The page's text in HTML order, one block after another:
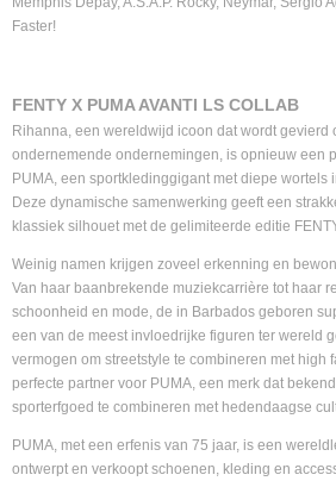
Faster!
FENTY X PUMA AVANTI LS COLLAB
Rihanna, een wereldwijd icoon dat wordt gevierd
ondernemende ondernemingen, is opnieuw een
PUMA, een sportkledinggigant met diepe wortels
Deze dynamische samenwerking geeft een
klassiek silhouet met de gelimiteerde editie
Weinig namen krijgen zoveel erkenning en
Van haar baanbrekende muziekcarrière tot haar
schoonheid en mode, de in Barbados geboren
een van de meest invloedrijke figuren ter wereld
vermogen om streetstyle te combineren met high
perfecte partner voor PUMA, een merk dat
sporterfgoed te combineren met hedendaagse
PUMA, met een erfenis van 75 jaar, is een
ontwerpt en verkoopt schoenen, kleding en